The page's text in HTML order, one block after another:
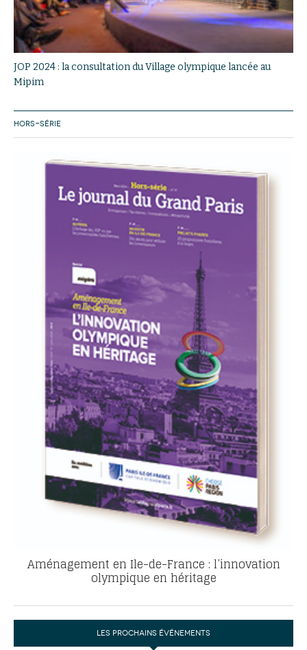
JOP 2024 : la consultation du Village olympique lancée au
Mipim
HORS-SÉRIE
Aménagement en Ile-de-France : l’innovation
olympique en héritage
LES PROCHAINS ÉVÉNEMENTS